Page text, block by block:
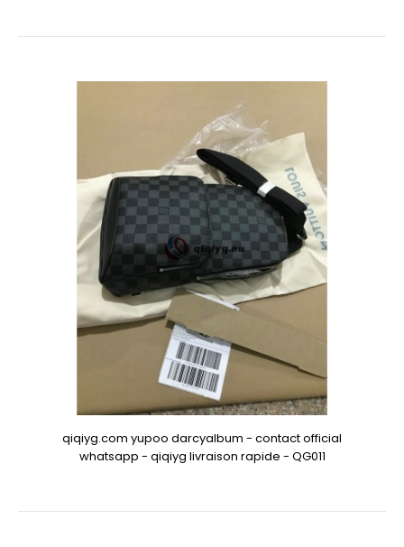
qiqiyg.com yupoo darcyalbum - contact official
whatsapp - qiqiyg livraison rapide - QG011